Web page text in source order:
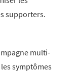
supporters.
multi-
symptômes